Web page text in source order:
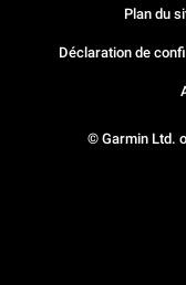
© Garmin Ltd.
Plan du
Déclaration de